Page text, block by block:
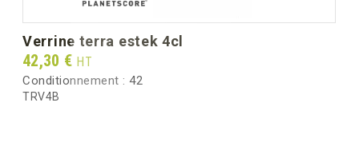
verrine terra estek 4cl
Prix
42,30 € HT
Conditionnement : 42
TRV4B